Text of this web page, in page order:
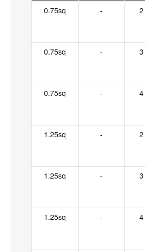
0.75sq -
2
0.75sq -
3
0.75sq -
4
1.25sq -
2
1.25sq -
3
1.25sq -
4